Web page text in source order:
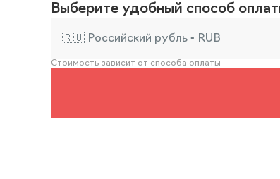
Выберите удобный способ
🇷🇺 Российский рубль • RUB
Стоимость зависит от способа оплаты